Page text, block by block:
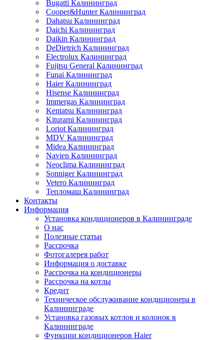
Bugatti Калининград
Cooper&Hunter Калининград
Dahatsu Калининград
Daichi Калининград
Daikin Калининград
DeDietrich Калининград
Electrolux Калининград
Fujitsu General Калининград
Funai Калининград
Haier Калининград
Hisense Калининград
Immergas Калининград
Kentatsu Калининград
Kiturami Калининград
Loriot Калининград
MDV Калининград
Midea Калининград
Navien Калининград
Neoclima Калининград
Sonniger Калининград
Vetero Калининград
Тепломаш Калининград
Контакты
Информация
Установка кондиционеров в Калининграде
О нас
Полезные статьи
Рассрочка
Фотогалерея работ
Информация о доставке
Рассрочка на кондиционеры
Рассрочка на котлы
Кредит
Техническое обслуживание кондиционера в
Калининграде
Установка газовых котлов и колонок в
Калининграде
Функции кондиционеров Haier